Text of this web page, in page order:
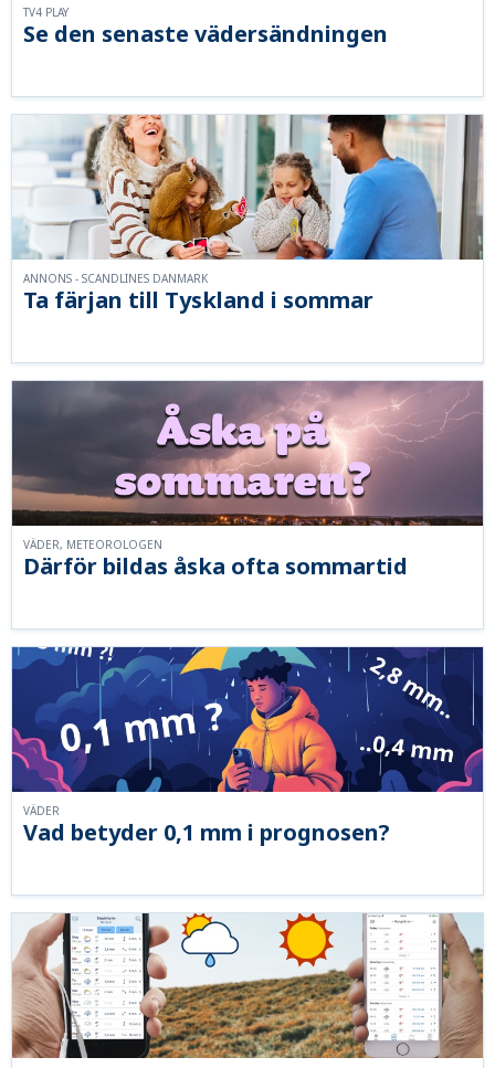
Se den senaste vädersändningen
TV4 PLAY
Ta färjan till Tyskland i sommar
ANNONS - SCANDLINES DANMARK
Därför bildas åska ofta sommartid
VÄDER, METEOROLOGEN
Vad betyder 0,1 mm i prognosen?
VÄDER